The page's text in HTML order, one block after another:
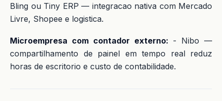
Bling ou Tiny ERP — integracao nativa com Mercado
Livre, Shopee e logistica.
Microempresa com contador externo: - Nibo —
compartilhamento de painel em tempo real reduz
horas de escritorio e custo de contabilidade.